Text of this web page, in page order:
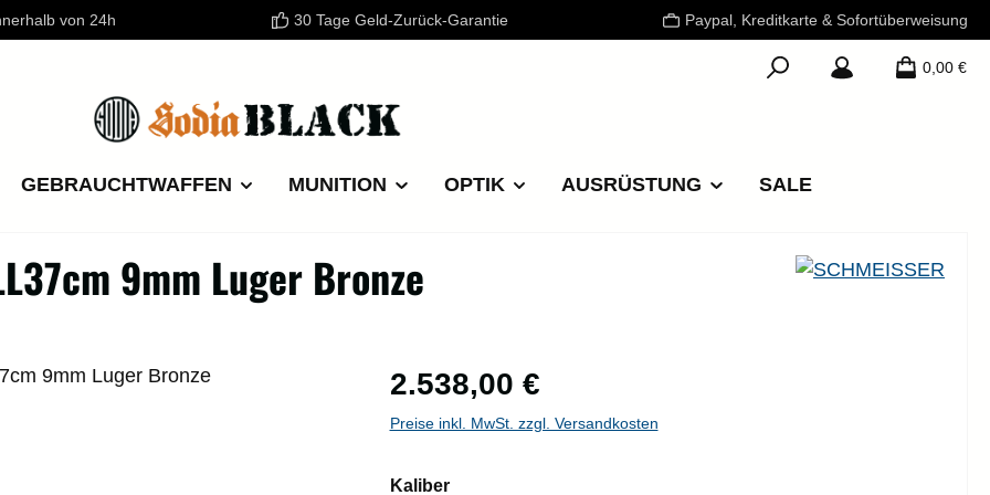
von 24h 30 Tage Geld-Zurück-Garantie Paypal, Kreditkarte & Sofortüberweisung
0,00 €
GEBRAUCHTWAFFEN MUNITION OPTIK AUSRÜSTUNG SALE
9mm Luger Bronze
Regulärer Preis:
2.538,00 €
Preise inkl. MwSt. zzgl. Versandkosten
Kaliberauswählen